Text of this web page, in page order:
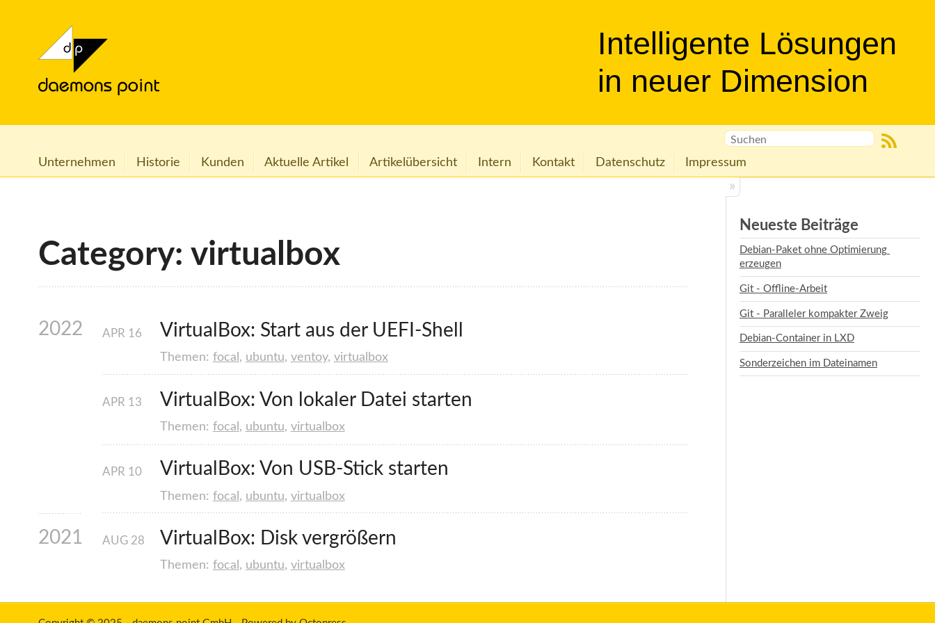
Intelligente Lösungen
in neuer Dimension
Unternehmen Historie Kunden Aktuelle Artikel Artikelübersicht Intern Kontakt Datenschutz Impressum
Category: virtualbox
2022 VirtualBox: Start aus der UEFI-Shell
APR 16
Themen: focal , ubuntu, ventoy, virtualbox
VirtualBox: Von lokaler Datei starten
APR 13
Themen: focal , ubuntu, virtualbox
VirtualBox: Von USB-Stick starten
APR 10
Themen: focal , ubuntu, virtualbox
2021 VirtualBox: Disk vergrößern
AUG 28
Themen: focal , ubuntu, virtualbox
Neueste Beiträge
Debian-Paket ohne Optimierung
erzeugen
Git - Offline-Arbeit
Git - Paralleler kompakter Zweig
Debian-Container in LXD
Sonderzeichen im Dateinamen